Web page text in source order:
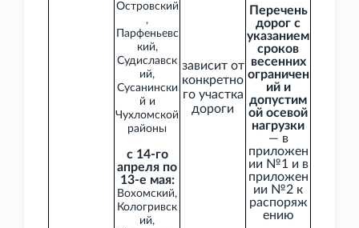
Островский
,
Парфеньевс
кий,
Судиславск
ий,
Сусанински
й и
Чухломской
районы
с 14-го
апреля по
13-е мая:
Вохомский,
Кологривск
ий,
зависит от
конкретно
го участка
дороги
Перечень
дорог с
указанием
сроков
весенних
ограничен
ий и
допустим
ой осевой
нагрузки
— в
приложен
ии №1 и в
приложен
ии №2 к
распоряж
ению